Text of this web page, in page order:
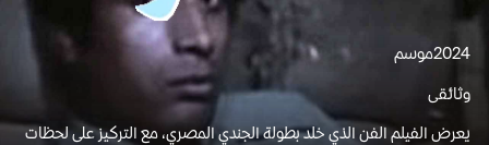
2024موسم
وثائقى
يعرض الفيلم الفن الذي خلد بطولة الجندي المصري، مع التركيز على لحظات